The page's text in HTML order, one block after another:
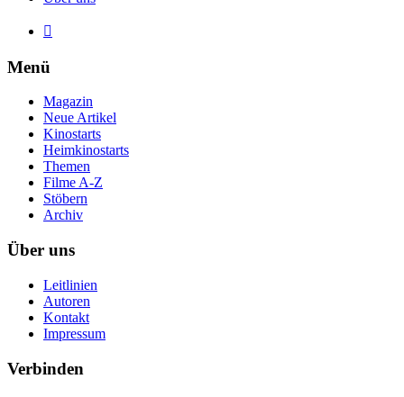

Menü
Magazin
Neue Artikel
Kinostarts
Heimkinostarts
Themen
Filme A-Z
Stöbern
Archiv
Über uns
Leitlinien
Autoren
Kontakt
Impressum
Verbinden